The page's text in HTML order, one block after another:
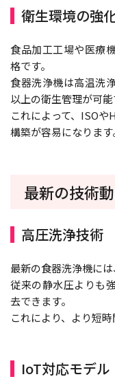
衛生環境の強
食品加工工場や医療
格です。
食器洗浄機は高温洗
以上の衛生管理が可能
これによって、ISOや
構築が容易になります
最新の技術
高圧洗浄技術
最新の食器洗浄機に
従来の静水圧よりも
去できます。
これにより、より短
IoT対応モデル